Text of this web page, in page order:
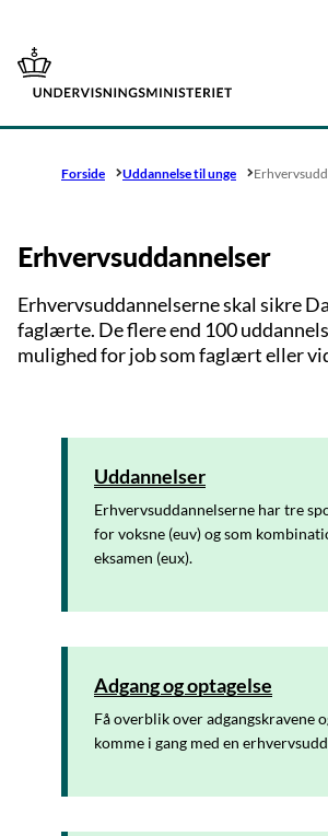
Gå til forsiden
Forside Uddannelse til unge
Erhvervsuddannelser
Erhvervsuddannelserne skal sikre
faglærte. De flere end 100
mulighed for job som faglært eller
Uddannelser
Erhvervsuddannelserne har tre
for voksne (euv) og som
eksamen (eux).
Adgang og optagelse
Få overblik over adgangskravene
komme i gang med en